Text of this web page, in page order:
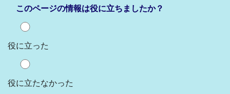
このページの情報は役に立ちましたか？
役に立った
役に立たなかった